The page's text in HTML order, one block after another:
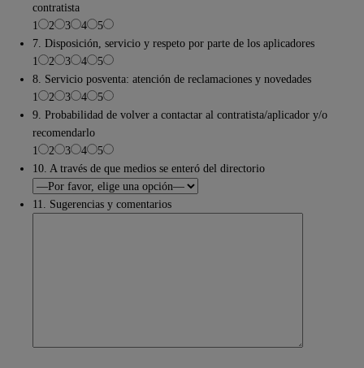
contratista
1
2 3 4
5
7. Disposición, servicio y respeto por parte de los aplicadores
1
2 3 4
5
8. Servicio posventa: atención de reclamaciones y novedades
1
2 3 4
5
9. Probabilidad de volver a contactar al contratista/aplicador y/o
recomendarlo
1
2 3 4
5
10. A través de que medios se enteró del directorio
11. Sugerencias y comentarios